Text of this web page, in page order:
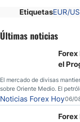
EtiquetasEUR/
Últimas noticias
el
El mercado de divisas
sobre Oriente Medio. El
y los operadores esperan
Unidos.
Noticias Forex Hoy06/
Forex